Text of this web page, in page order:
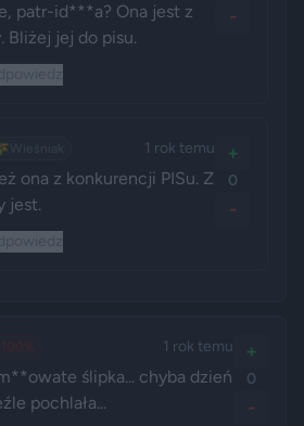
patr-id***a? Ona jest z
Bliżej jej do pisu.
-
1 rok temu
ona z konkurencji PISu. Z
jest.
+
0
-
100% 1 rok temu
ślipka... chyba dzień
pochlała...
+
0
-